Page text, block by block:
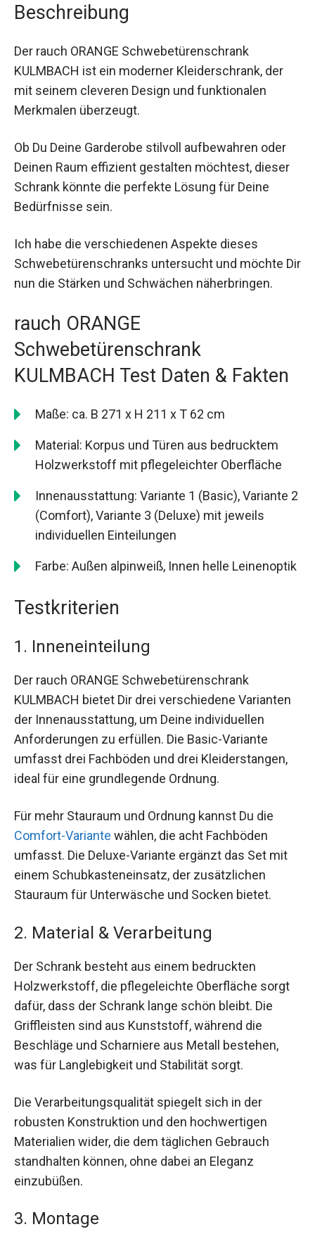
Beschreibung
Der rauch ORANGE Schwebetürenschrank
KULMBACH ist ein moderner Kleiderschrank, der
mit seinem cleveren Design und funktionalen
Merkmalen überzeugt.
Ob Du Deine Garderobe stilvoll aufbewahren oder
Deinen Raum effizient gestalten möchtest, dieser
Schrank könnte die perfekte Lösung für Deine
Bedürfnisse sein.
Ich habe die verschiedenen Aspekte dieses
Schwebetürenschranks untersucht und möchte Dir
nun die Stärken und Schwächen näherbringen.
rauch ORANGE
Schwebetürenschrank
KULMBACH Test Daten & Fakten
Maße: ca. B 271 x H 211 x T 62 cm
Material: Korpus und Türen aus bedrucktem
Holzwerkstoff mit pflegeleichter Oberfläche
Innenausstattung: Variante 1 (Basic), Variante 2
(Comfort), Variante 3 (Deluxe) mit jeweils
individuellen Einteilungen
Farbe: Außen alpinweiß, Innen helle Leinenoptik
Testkriterien
1. Inneneinteilung
Der rauch ORANGE Schwebetürenschrank
KULMBACH bietet Dir drei verschiedene Varianten
der Innenausstattung, um Deine individuellen
Anforderungen zu erfüllen. Die Basic-Variante
umfasst drei Fachböden und drei Kleiderstangen,
ideal für eine grundlegende Ordnung.
Für mehr Stauraum und Ordnung kannst Du die
Comfort-Variante wählen, die acht Fachböden
umfasst. Die Deluxe-Variante ergänzt das Set mit
einem Schubkasteneinsatz, der zusätzlichen
Stauraum für Unterwäsche und Socken bietet.
2. Material & Verarbeitung
Der Schrank besteht aus einem bedruckten
Holzwerkstoff, die pflegeleichte Oberfläche sorgt
dafür, dass der Schrank lange schön bleibt. Die
Griffleisten sind aus Kunststoff, während die
Beschläge und Scharniere aus Metall bestehen,
was für Langlebigkeit und Stabilität sorgt.
Die Verarbeitungsqualität spiegelt sich in der
robusten Konstruktion und den hochwertigen
Materialien wider, die dem täglichen Gebrauch
standhalten können, ohne dabei an Eleganz
einzubüßen.
3. Montage